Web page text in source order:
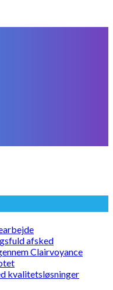
afsked
Clairvoyance
kvalitetsløsninger